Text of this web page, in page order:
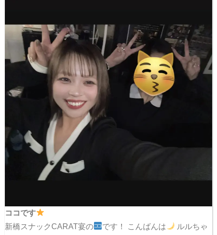
ココです
新橋スナックCARAT宴の
です！ こんばんは
ルルちゃ